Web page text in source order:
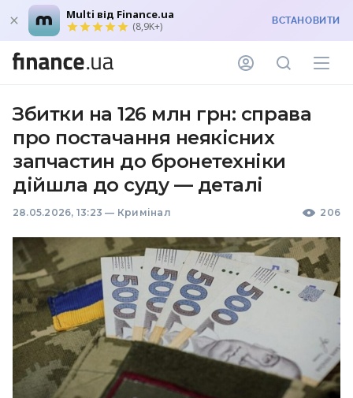
Multi від Finance.ua
(8,9K+) ВСТАНОВИТИ
Збитки на 126 млн грн: справа
про постачання неякісних
запчастин до бронетехніки
дійшла до суду — деталі
28.05.2026, 13:23 — Кримінал 206